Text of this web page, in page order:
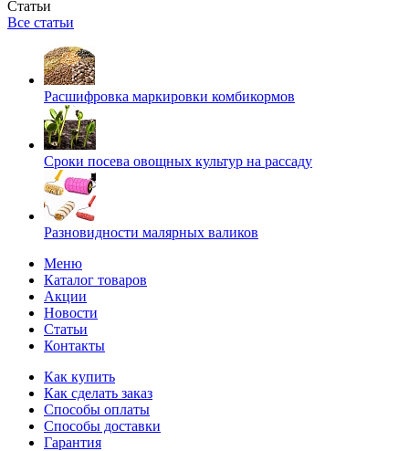
Статьи
Все статьи
Расшифровка маркировки комбикормов
Сроки посева овощных культур на рассаду
Разновидности малярных валиков
Меню
Каталог товаров
Акции
Новости
Статьи
Контакты
Как купить
Как сделать заказ
Способы оплаты
Способы доставки
Гарантия